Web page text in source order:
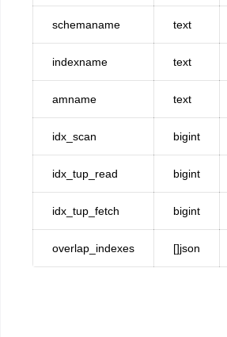
schemaname text
indexname text
amname text
idx_scan bigint
idx_tup_read bigint
idx_tup_fetch bigint
overlap_indexes []json